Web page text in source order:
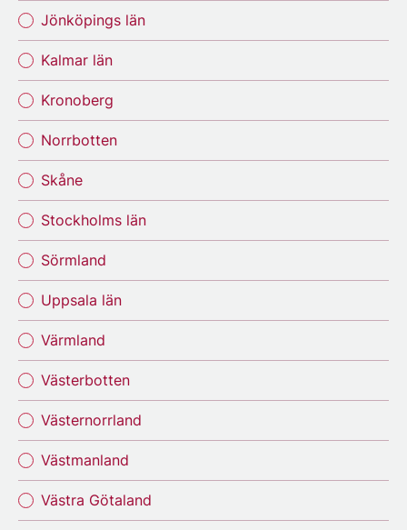
Jönköpings län
Kalmar län
Kronoberg
Norrbotten
Skåne
Stockholms län
Sörmland
Uppsala län
Värmland
Västerbotten
Västernorrland
Västmanland
Västra Götaland